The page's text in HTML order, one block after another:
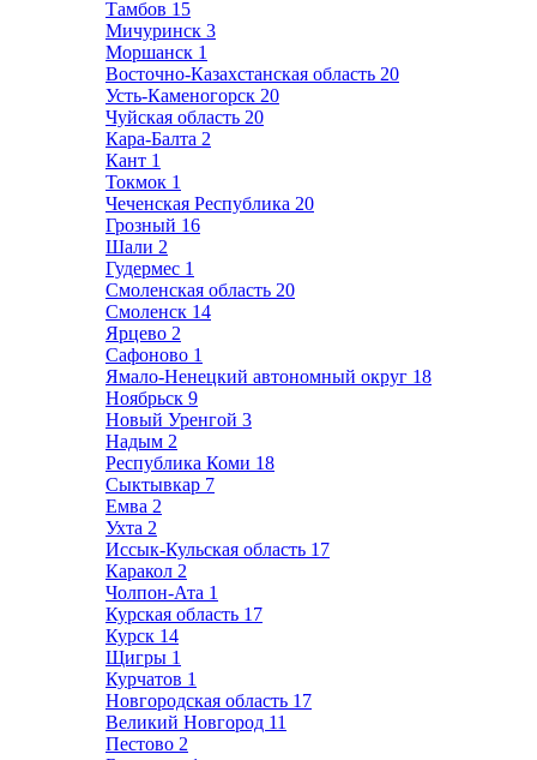
Тамбов 15
Мичуринск 3
Моршанск 1
Восточно-Казахстанская область 20
Усть-Каменогорск 20
Чуйская область 20
Кара-Балта 2
Кант 1
Токмок 1
Чеченская Республика 20
Грозный 16
Шали 2
Гудермес 1
Смоленская область 20
Смоленск 14
Ярцево 2
Сафоново 1
Ямало-Ненецкий автономный округ 18
Ноябрьск 9
Новый Уренгой 3
Надым 2
Республика Коми 18
Сыктывкар 7
Емва 2
Ухта 2
Иссык-Кульская область 17
Каракол 2
Чолпон-Ата 1
Курская область 17
Курск 14
Щигры 1
Курчатов 1
Новгородская область 17
Великий Новгород 11
Пестово 2